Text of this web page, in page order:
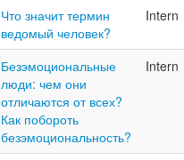
Что значит термин
ведомый человек?
Intern
Безэмоциональные
люди: чем они
отличаются от всех?
Как побороть
безэмоциональность?
Intern